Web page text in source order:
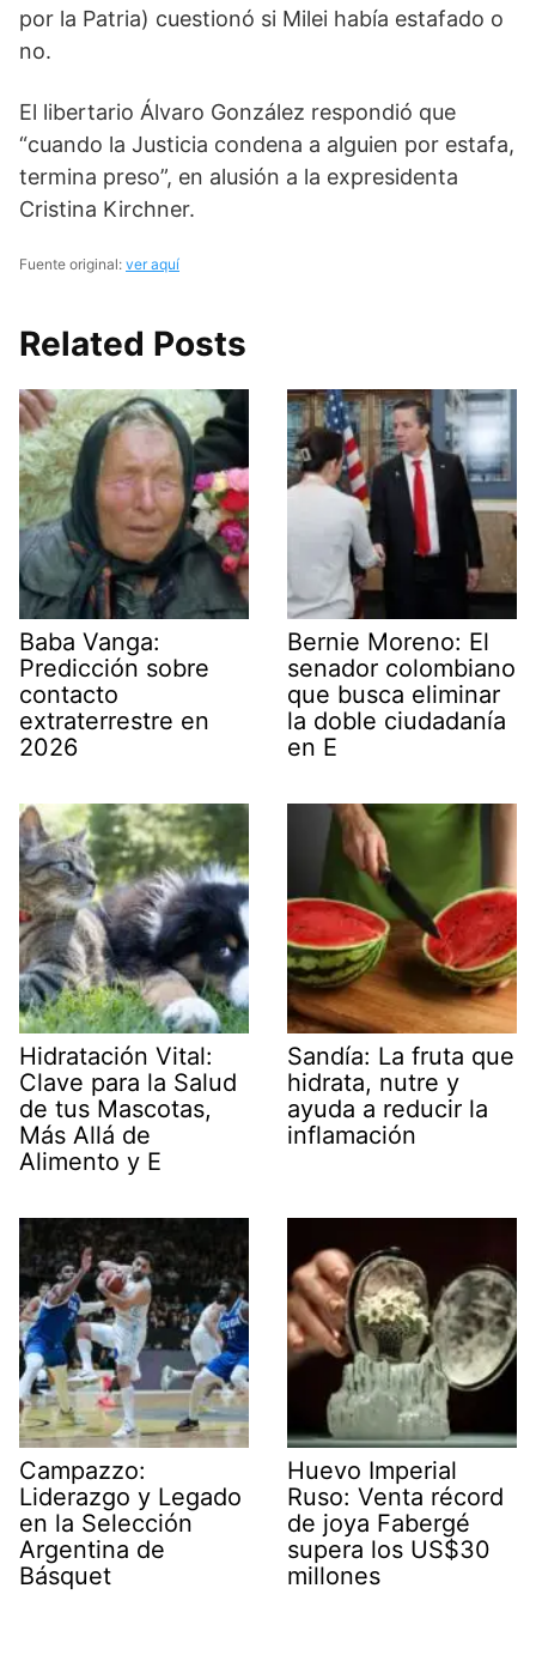
por la Patria) cuestionó si Milei había estafado o
no.
El libertario Álvaro González respondió que
“cuando la Justicia condena a alguien por estafa,
termina preso”, en alusión a la expresidenta
Cristina Kirchner.
Fuente original: ver aquí
Related Posts
Baba Vanga:
Predicción sobre
contacto
extraterrestre en
2026
Bernie Moreno: El
senador colombiano
que busca eliminar
la doble ciudadanía
en E
Hidratación Vital:
Clave para la Salud
de tus Mascotas,
Más Allá de
Alimento y E
Sandía: La fruta que
hidrata, nutre y
ayuda a reducir la
inflamación
Campazzo:
Liderazgo y Legado
en la Selección
Argentina de
Básquet
Huevo Imperial
Ruso: Venta récord
de joya Fabergé
supera los US$30
millones